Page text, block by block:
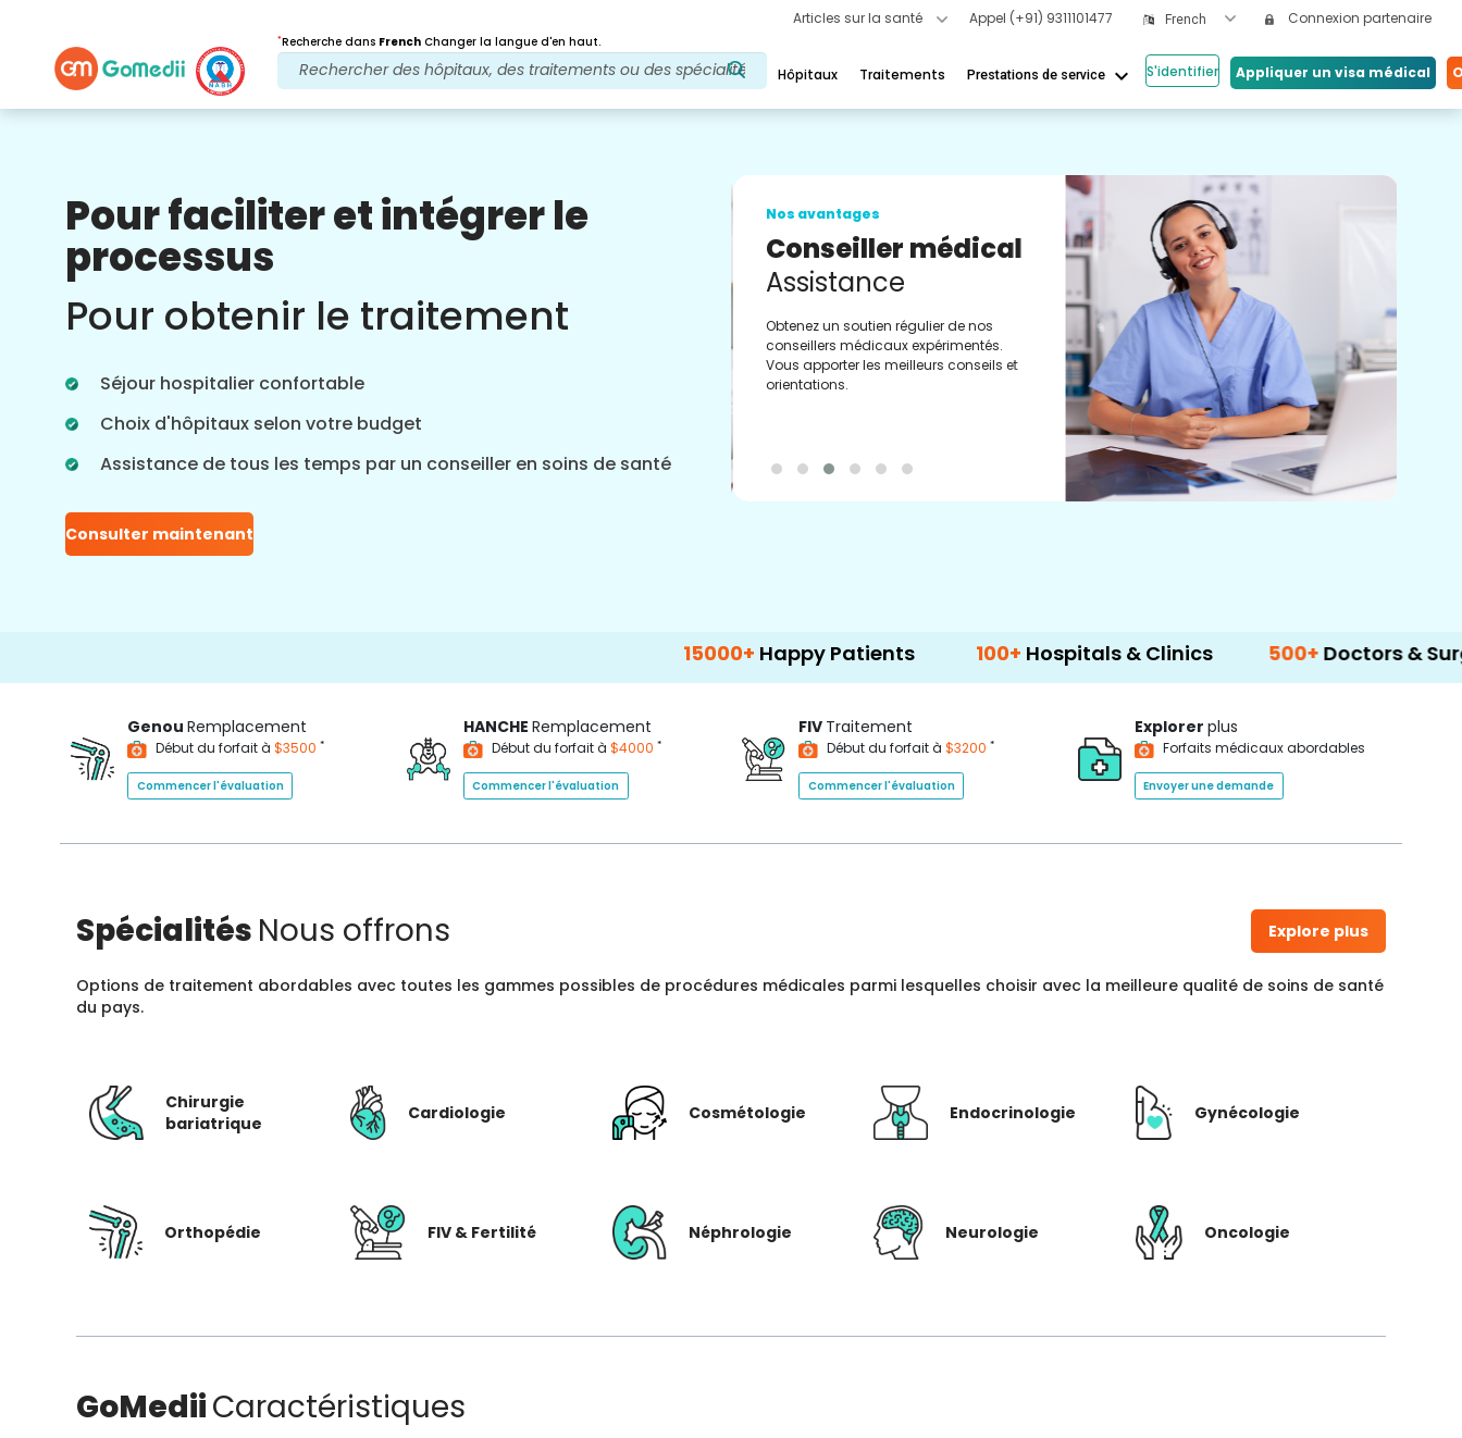
Articles sur la santé Appel (+91) 9311101477 French Connexion partenaire
*Recherche dans French Changer la langue d'en haut.
Hôpitaux Traitements Prestations de service keyboard_arrow_down S'identifier Appliquer un visa médical
Pour faciliter et intégrer le
processus
Pour obtenir le traitement
Séjour hospitalier confortable
Choix d'hôpitaux selon votre budget
Assistance de tous les temps par un conseiller en soins de santé
Consulter maintenant
Nos avantages
Après traitement
Suivi des soins
Bénéficiez d'une assistance médicale et
vos problèmes à tout moment. Mises à
traitement.
Nos avantages
Conseiller médical
Assistance
Obtenez un soutien régulier de nos
conseillers médicaux expérimentés.
Vous apporter les meilleurs conseils et
orientations.
Happy Patients 100+ Hospitals & Clinics 500+Doctors & Surgeons
Genou Remplacement
Début du forfait à $3500 *
Commencer l'évaluation
HANCHE Remplacement
Début du forfait à $4000 *
Commencer l'évaluation
FIV Traitement
Début du forfait à $3200 *
Commencer l'évaluation
Explorer plus
Forfaits médicaux abordables
Envoyer une demande
Spécialités Nous offrons Explore plus
Options de traitement abordables avec toutes les gammes possibles de procédures médicales parmi lesquelles choisir avec la meilleure qualité de soins de santé
du pays.
Chirurgie
bariatrique
Cardiologie Cosmétologie Endocrinologie Gynécologie
Orthopédie FIV & Fertilité Néphrologie Neurologie Oncologie
GoMediiCaractéristiques